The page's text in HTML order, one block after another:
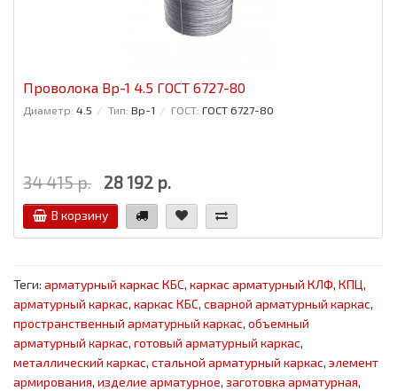
Проволока Вр-1 4.5 ГОСТ 6727-80
Диаметр: 4.5 Тип: Вр-1 ГОСТ: ГОСТ 6727-80
34 415 р. 28 192 р.
В корзину
Теги: арматурный каркас КБС, каркас арматурный КЛФ, КПЦ,
арматурный каркас, каркас КБС, сварной арматурный каркас,
пространственный арматурный каркас, объемный
арматурный каркас, готовый арматурный каркас,
металлический каркас, стальной арматурный каркас, элемент
армирования, изделие арматурное, заготовка арматурная,